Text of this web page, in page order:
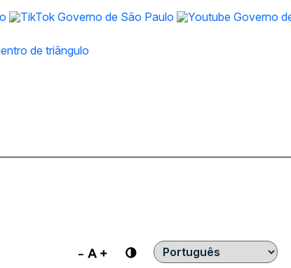
Contraste